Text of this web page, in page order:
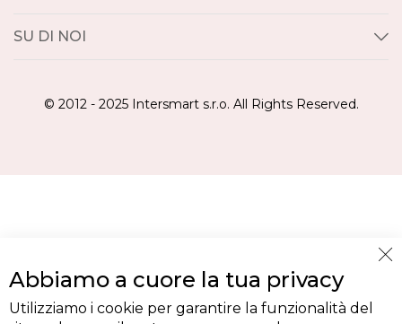
SU DI NOI
© 2012 - 2025 Intersmart s.r.o. All Rights Reserved.
Abbiamo a cuore la tua privacy
Utilizziamo i cookie per garantire la funzionalità del